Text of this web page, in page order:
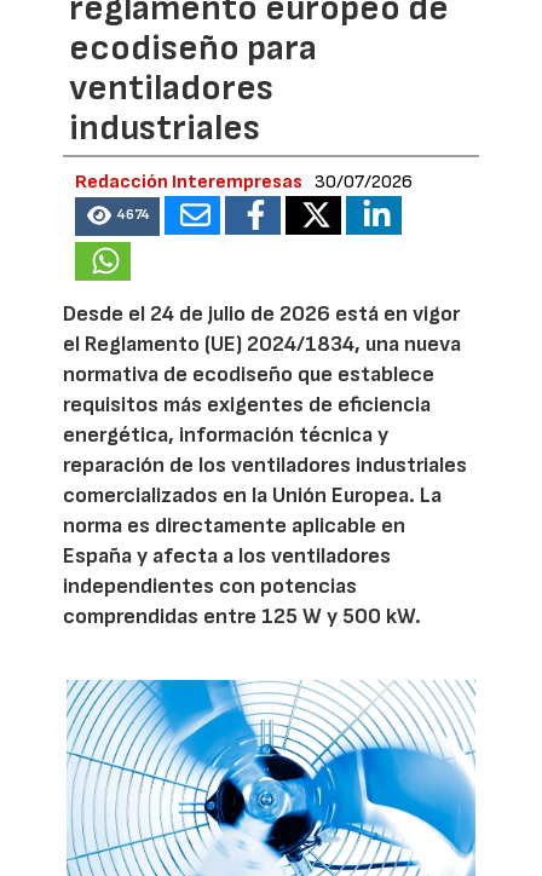
ecodiseño para
ventiladores
industriales
Redacción Interempresas 30/07/2026
4674
Desde el 24 de julio de 2026 está en vigor
el Reglamento (UE) 2024/1834, una nueva
normativa de ecodiseño que establece
requisitos más exigentes de eficiencia
energética, información técnica y
reparación de los ventiladores industriales
comercializados en la Unión Europea. La
norma es directamente aplicable en
España y afecta a los ventiladores
independientes con potencias
comprendidas entre 125 W y 500 kW.